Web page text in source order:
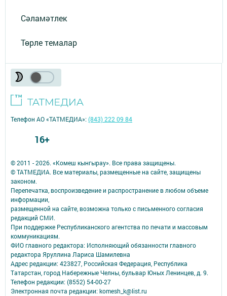
Сәламәтлек
Төрле темалар
© 2011 - 2026. «Комеш кынгырау». Все права защищены.
© ТАТМЕДИА. Все материалы, размещенные на сайте, защищены
законом.
Перепечатка, воспроизведение и распространение в любом объеме
информации,
размещенной на сайте, возможна только с письменного согласия
редакций СМИ.
При поддержке Республиканского агентства по печати и массовым
коммуникациям.
ФИО главного редактора: Исполняющий обязанности главного
редактора Яруллина Лариса Шамилевна
Адрес редакции: 423827, Российская Федерация, Республика
Татарстан, город Набережные Челны, бульвар Юных Ленинцев, д. 9.
Телефон редакции: (8552) 54-00-27
Электронная почта редакции: komesh_k@list.ru
Телефон АО «ТАТМЕДИА»:(843) 222 09 84
16+